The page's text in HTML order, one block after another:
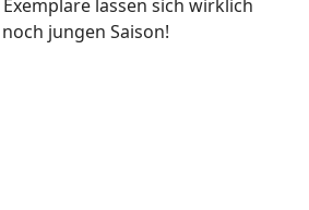
lassen sich wirklich
jungen Saison!